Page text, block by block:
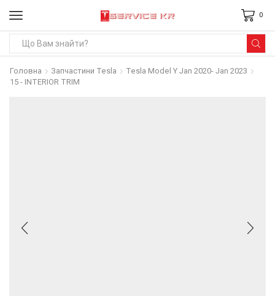
0
Головна Запчастини Tesla
Tesla Model Y Jan 2020- Jan 2023
15 - INTERIOR TRIM